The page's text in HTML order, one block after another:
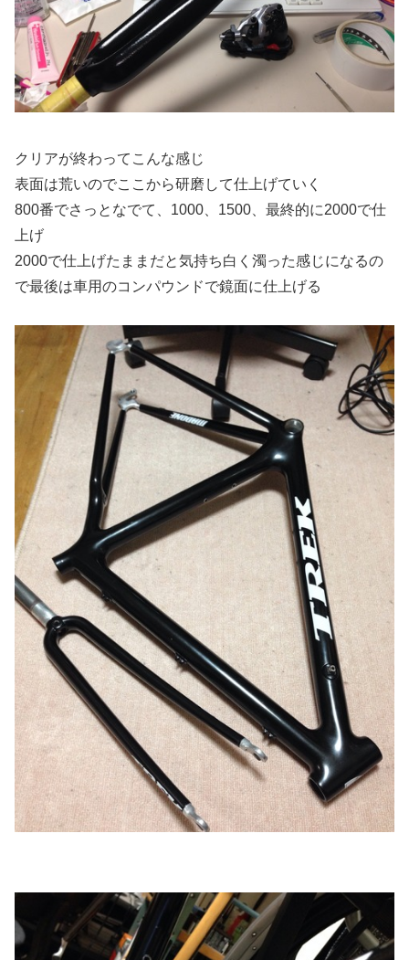
クリアが終わってこんな感じ
表面は荒いのでここから研磨して仕上げていく
800番でさっとなでて、1000、1500、最終的に2000で仕
上げ
2000で仕上げたままだと気持ち白く濁った感じになるの
で最後は車用のコンパウンドで鏡面に仕上げる